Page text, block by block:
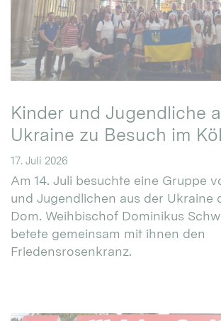
Kinder und Jugendliche
Ukraine zu Besuch im
17. Juli 2026
Am 14. Juli besuchte eine Gruppe
und Jugendlichen aus der Ukraine
Dom. Weihbischof Dominikus
betete gemeinsam mit ihnen den
Friedensrosenkranz.